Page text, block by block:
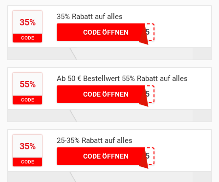
35%
CODE
35% Rabatt auf alles
CODE ÖFFNENNADDIF35
55%
CODE
Ab 50 € Bestellwert 55% Rabatt auf alles
CODE ÖFFNENMAY55
35%
CODE
25-35% Rabatt auf alles
CODE ÖFFNENKONFET35